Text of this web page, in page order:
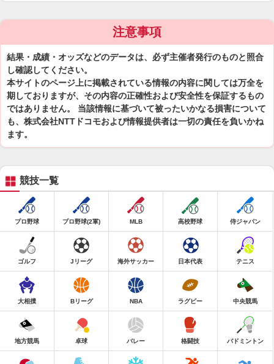
注意事項
結果・成績・オッズなどのデータは、必ず主催者発行のものと照合
し確認してください。
本サイトのページ上に掲載されている情報の内容に関しては万全を
期しておりますが、その内容の正確性および安全性を保証するもの
ではありません。 当該情報に基づいて被ったいかなる損害について
も、株式会社NTTドコモおよび情報提供者は一切の責任を負いかね
ます。
競技一覧
プロ野球 プロ野球(2軍) MLB 高校野球 侍ジャパン
ゴルフ Jリーグ 海外サッカー 日本代表 テニス
大相撲 Bリーグ NBA ラグビー 中央競馬
地方競馬 卓球 バレー 格闘技 バドミントン